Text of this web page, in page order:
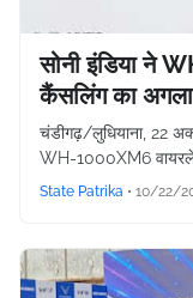
सोनी इंडिया ने
कैंसलिंग का
चंडीगढ़/लुधियाना, 22
WH-1000XM6
State Patrika • 10/22/